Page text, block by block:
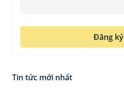
Đăng ký
Tin tức mới nhất